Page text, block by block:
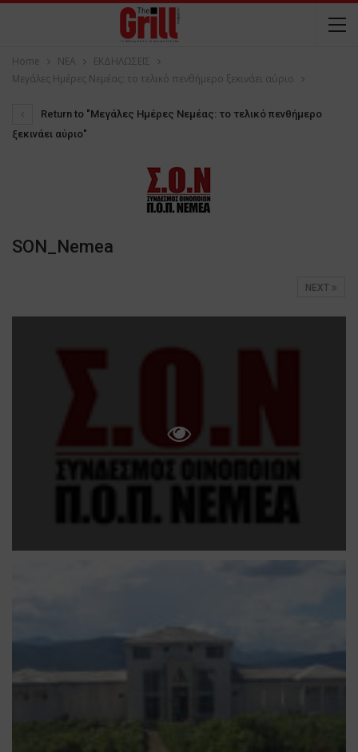
Home NEA
ΕΚΔΗΛΩΣΕΙΣ
Μεγάλες Ημέρες Νεμέας: το τελικό πενθήμερο ξεκινάει αύριο
Return to "Μεγάλες Ημέρες Νεμέας: το τελικό πενθήμερο
ξεκινάει αύριο"
SON_Nemea
NEXT